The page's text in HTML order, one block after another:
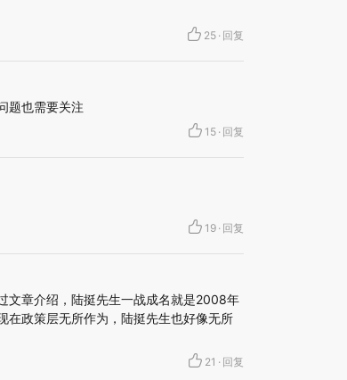
25 · 回复
题也需要关注
15 · 回复
19 · 回复
文章介绍，陆挺先生一战成名就是2008年
在政策层无所作为，陆挺先生也好像无所
21 · 回复